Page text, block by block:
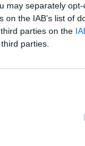
may separately
the IAB’s list of
parties on the
parties.
στο προσκήνιο τη
πορεία.
ενώ σήμερα είναι
του